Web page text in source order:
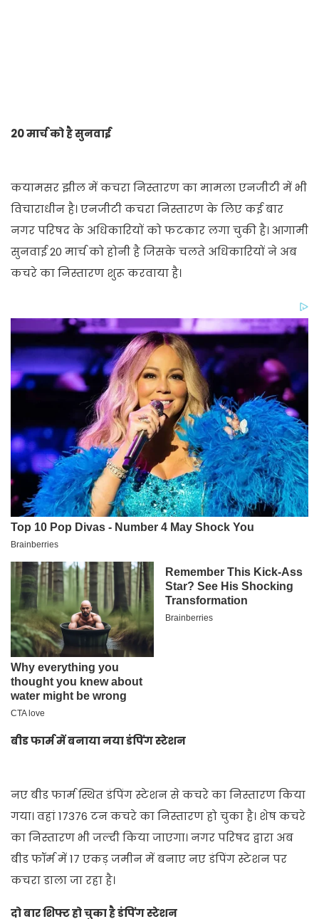
20 मार्च को है सुनवाई
कयामसर झील में कचरा निस्तारण का मामला एनजीटी में भी
विचाराधीन है। एनजीटी कचरा निस्तारण के लिए कई बार
नगर परिषद के अधिकारियों को फटकार लगा चुकी है। आगामी
सुनवाई 20 मार्च को होनी है जिसके चलते अधिकारियों ने अब
कचरे का निस्तारण शुरू करवाया है।
बीड फार्म में बनाया नया डंपिंग स्टेशन
नए बीड फार्म स्थित डंपिंग स्टेशन से कचरे का निस्तारण किया
गया। वहां 17376 टन कचरे का निस्तारण हो चुका है। शेष कचरे
का निस्तारण भी जल्दी किया जाएगा। नगर परिषद द्वारा अब
बीड फॉर्म में 17 एकड़ जमीन में बनाए नए डंपिंग स्टेशन पर
कचरा डाला जा रहा है।
दो बार शिफ्ट हो चुका है डंपिंग स्टेशन